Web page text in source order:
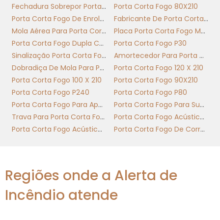
de ajuste; use dados do fabricante para
peso liquido da unidade e torque
Priorize mecanismos com fechamento regulável
certificação corta-fogo para evitar falhas
cenários de evacuação.
Para portas corta leves em circulação
(ex.: rotas de serviço), escolha molas
resistência média e batente ajustável. Em
corta de saída principal, prefira molas com
rápido e curso longo para compensar
contra fumaça. Exemplo prático: porta
pedem torque 4+. A mola aerea para porta
com abertura controlada reduz desgaste
ferragens.
Fechadura Sobrepor Porta Corta Fogo
Porta Corta Fogo 80X210
Porta Corta Fogo De Enrolar
Fabricante De Porta Corta Fogo
Mola Aérea Para Porta Corta Fogo
Placa Porta Corta Fogo Mantenha Fechada
Porta Corta Fogo Dupla Com Barra Antipanico
Porta Corta Fogo P30
Sinalização Porta Corta Fogo
Amortecedor Para Porta Corta Fogo
Dobradiça De Mola Para Porta Corta Fogo
Porta Corta Fogo 120 X 210
Porta Corta Fogo 100 X 210
Porta Corta Fogo 90X210
Porta Corta Fogo P240
Porta Corta Fogo P80
Porta Corta Fogo Para Apartamento
Porta Corta Fogo Para Subestação
Trava Para Porta Corta Fogo
Porta Corta Fogo Acústica Nível 1
Porta Corta Fogo Acústica Nível 2
Porta Corta Fogo De Correr Industrial
Regiões onde a Alerta de
Incêndio atende